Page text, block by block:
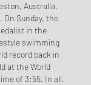
Australia.
On Sunday, the
in the
swimming
record back in
at the World
of 3:55. In all,